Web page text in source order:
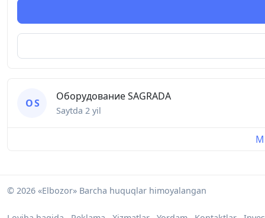
О S
Оборудование SAGRADA
Saytda 2 yil
© 2026 «Elbozor» Barcha huquqlar himoyalangan